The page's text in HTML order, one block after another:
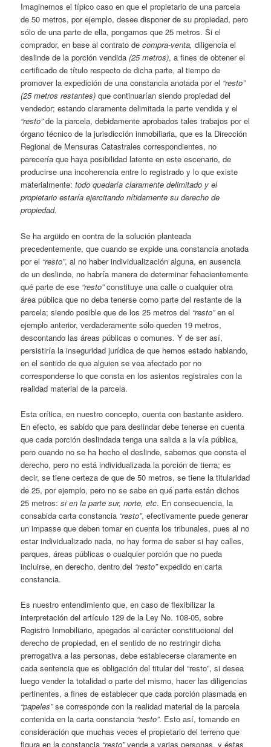
Imaginemos el típico caso en que el propietario de una parcela
de 50 metros, por ejemplo, desee disponer de su propiedad, pero
sólo de una parte de ella, pongamos que 25 metros. Si el
comprador, en base al contrato decompra-venta, diligencia el
deslinde de la porción vendida(25 metros), a fines de obtener el
certificado de título respecto de dicha parte, al tiempo de
promover la expedición de una constancia anotada por el “resto”
(25 metros restantes) que continuarían siendo propiedad del
vendedor; estando claramente delimitada la parte vendida y el
“resto”de la parcela, debidamente aprobados tales trabajos por el
órgano técnico de la jurisdicción inmobiliaria, que es la Dirección
Regional de Mensuras Catastrales correspondientes, no
parecería que haya posibilidad latente en este escenario, de
producirse una incoherencia entre lo registrado y lo que existe
materialmente:todo quedaría claramente delimitado y el
propietario estaría ejercitando nítidamente su derecho de
propiedad.
Se ha argüido en contra de la solución planteada
precedentemente, que cuando se expide una constancia anotada
por el “resto”, al no haber individualización alguna, en ausencia
de un deslinde, no habría manera de determinar fehacientemente
qué parte de ese “resto”constituye una calle o cualquier otra
área pública que no deba tenerse como parte del restante de la
parcela; siendo posible que de los 25 metros del “resto”en el
ejemplo anterior, verdaderamente sólo queden 19 metros,
descontando las áreas públicas o comunes. Y de ser así,
persistiría la inseguridad jurídica de que hemos estado hablando,
en el sentido de que alguien se vea afectado por no
corresponderse lo que consta en los asientos registrales con la
realidad material de la parcela.
Esta crítica, en nuestro concepto, cuenta con bastante asidero.
En efecto, es sabido que para deslindar debe tenerse en cuenta
que cada porción deslindada tenga una salida a la vía pública,
pero cuando no se ha hecho el deslinde, sabemos que consta el
derecho, pero no está individualizada la porción de tierra; es
decir, se tiene certeza de que de 50 metros, se tiene la titularidad
de 25, por ejemplo, pero no se sabe en qué parte están dichos
25 metros:si en la parte sur, norte, etc. En consecuencia, la
consabida carta constancia “resto”, efectivamente puede generar
un impasse que deben tomar en cuenta los tribunales, pues al no
estar individualizado nada, no hay forma de saber si hay calles,
parques, áreas públicas o cualquier porción que no pueda
incluirse, en derecho, dentro del “resto”expedido en carta
constancia.
Es nuestro entendimiento que, en caso de flexibilizar la
interpretación del artículo 129 de la Ley No. 108-05, sobre
Registro Inmobiliario, apegados al carácter constitucional del
derecho de propiedad, en el sentido de no restringir dicha
prerrogativa a las personas, debe establecerse claramente en
cada sentencia que es obligación del titular del “resto”, si desea
luego vender la totalidad o parte del mismo, hacer las diligencias
pertinentes, a fines de establecer que cada porción plasmada en
“papeles”se corresponde con la realidad material de la parcela
contenida en la carta constancia “resto”. Esto así, tomando en
consideración que muchas veces el propietario del terreno que
figura en la constancia “resto”vende a varias personas, y éstas